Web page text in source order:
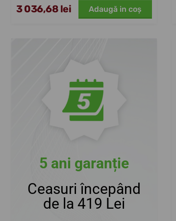
3 036,68 lei Adaugă in coş
5 ani garanție
Ceasuri începând
de la 419 Lei